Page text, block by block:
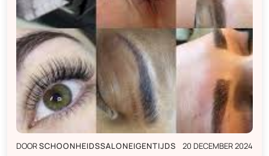
DOORSCHOONHEIDSSALONEIGENTIJDS 20 DECEMBER 2024